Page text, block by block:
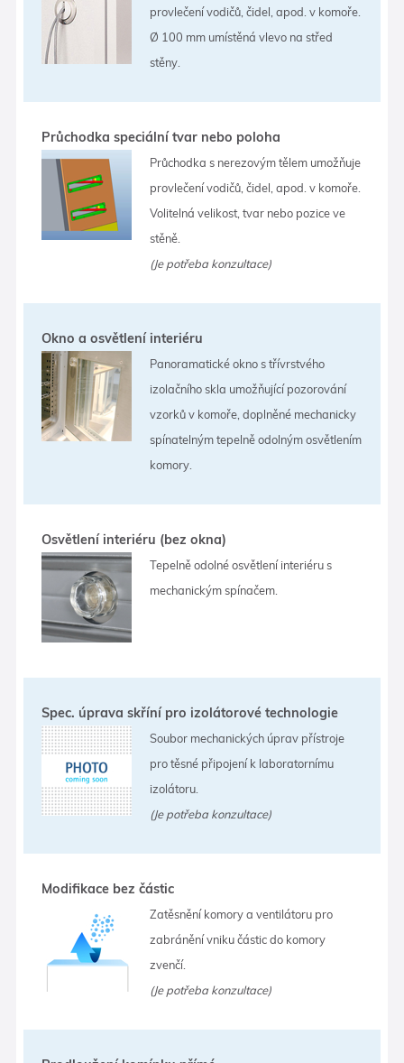
provlečení vodičů, čidel, apod. v komoře.
Ø 100 mm umístěná vlevo na střed
stěny.
Průchodka speciální tvar nebo poloha
Průchodka s nerezovým tělem umožňuje
provlečení vodičů, čidel, apod. v komoře.
Volitelná velikost, tvar nebo pozice ve
stěně.
(Je potřeba konzultace)
Okno a osvětlení interiéru
Panoramatické okno s třívrstvého
izolačního skla umožňující pozorování
vzorků v komoře, doplněné mechanicky
spínatelným tepelně odolným osvětlením
komory.
Osvětlení interiéru (bez okna)
Tepelně odolné osvětlení interiéru s
mechanickým spínačem.
Spec. úprava skříní pro izolátorové technologie
Soubor mechanických úprav přístroje
pro těsné připojení k laboratornímu
izolátoru.
(Je potřeba konzultace)
Modifikace bez částic
Zatěsnění komory a ventilátoru pro
zabránění vniku částic do komory
zvenčí.
(Je potřeba konzultace)